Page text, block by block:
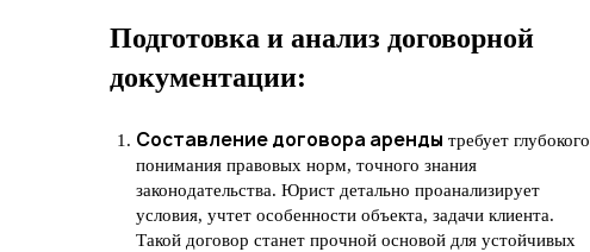
Подготовка и анализ договорной
документации:
Составление договора аренды требует глубокого
понимания правовых норм, точного знания
законодательства. Юрист детально проанализирует
условия, учтет особенности объекта, задачи клиента.
Такой договор станет прочной основой для устойчивых